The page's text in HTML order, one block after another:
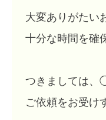
大変ありがたい
十分な時間を確
つきましては、
ご依頼をお受け